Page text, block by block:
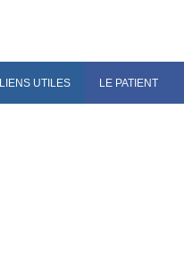
LIENS UTILES LE PATIENT